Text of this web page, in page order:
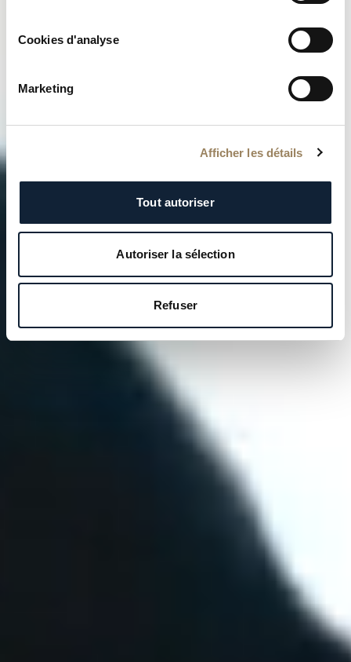
Cookies d'analyse
Marketing
Afficher les détails
Tout autoriser
Autoriser la sélection
Refuser
Sorry Isaac